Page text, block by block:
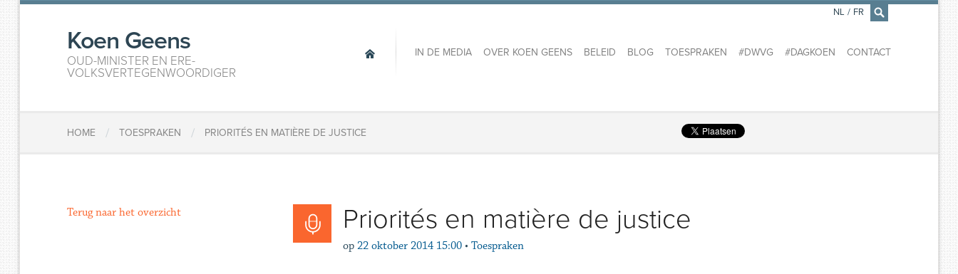
×
Koen Geens
OUD-MINISTER EN ERE-
VOLKSVERTEGENWOORDIGER
IN DE MEDIA OVER KOEN GEENS BELEID BLOG TOESPRAKEN #DWVG #DAGKOEN CONTACT
NL / FR
HOME / TOESPRAKEN / PRIORITÉS EN MATIÈRE DE JUSTICE
Priorités en matière de justice
op 22 oktober 2014 15:00 • Toespraken
Terug naar het overzicht